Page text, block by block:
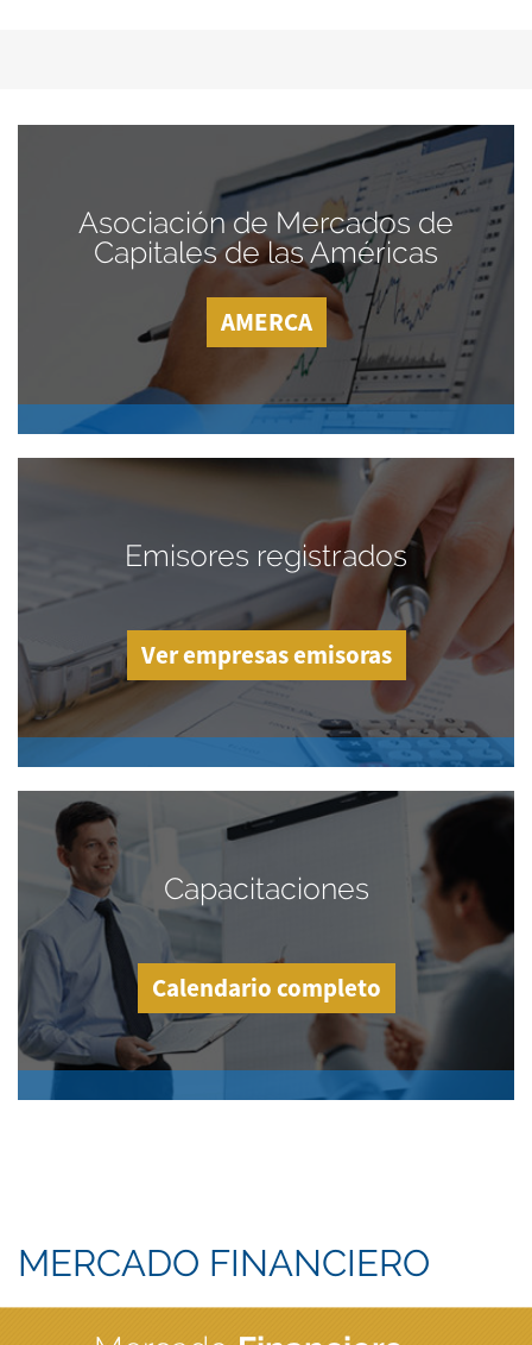
Asociación de Mercados de
Capitales de las Américas
AMERCA
Emisores registrados
Ver empresas emisoras
Capacitaciones
Calendario completo
MERCADO FINANCIERO